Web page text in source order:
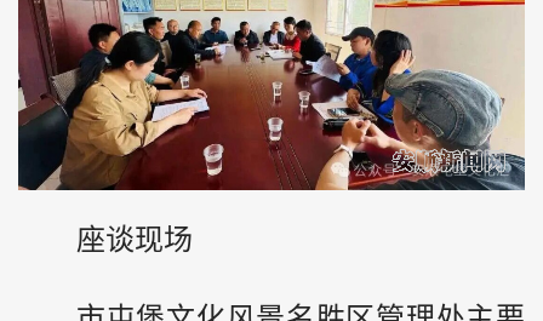
座谈现场